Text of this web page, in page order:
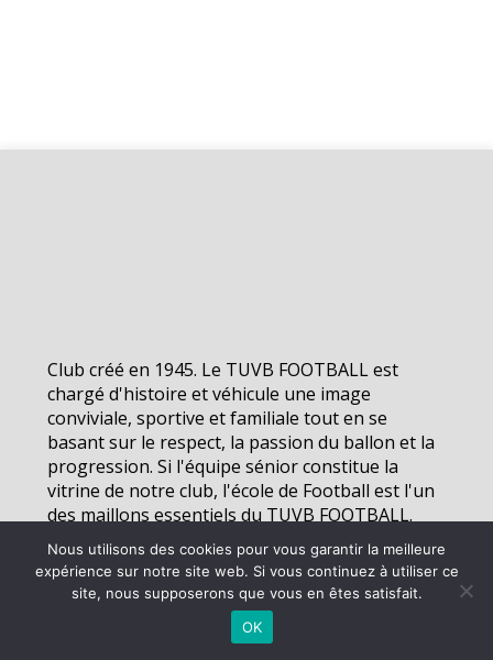
Club créé en 1945. Le TUVB FOOTBALL est
chargé d'histoire et véhicule une image
conviviale, sportive et familiale tout en se
basant sur le respect, la passion du ballon et la
progression. Si l'équipe sénior constitue la
vitrine de notre club, l'école de Football est l'un
des maillons essentiels du TUVB FOOTBALL.
© 2026 - TUVB Football | Site internet réalisé par
MENTIONS LÉGALES
Nous utilisons des cookies pour vous garantir la meilleure
expérience sur notre site web. Si vous continuez à utiliser ce
site, nous supposerons que vous en êtes satisfait.
OK